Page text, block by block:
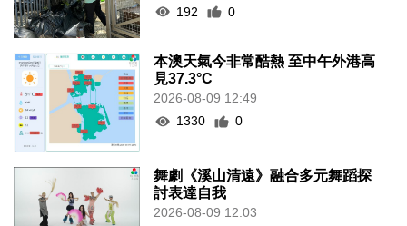
192
0
本澳天氣今非常酷熱 至中午外港高
見37.3°C
2026-08-09 12:49
1330
0
舞劇《溪山清遠》融合多元舞蹈探
討表達自我
2026-08-09 12:03